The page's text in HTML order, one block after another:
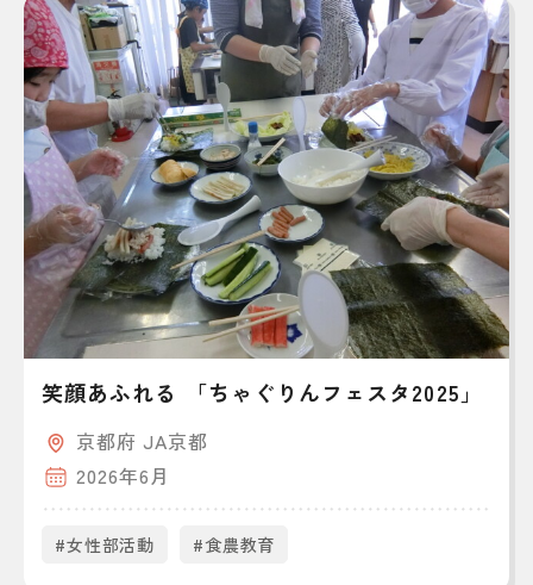
笑顔あふれる 「ちゃぐりんフェスタ2025」
京都府 JA京都
2026年6月
#女性部活動 #食農教育